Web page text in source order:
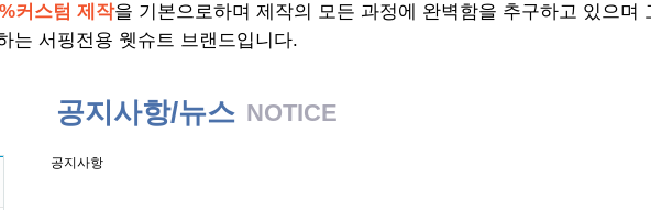
커스텀 제작을 기본으로하며 제작의 모든 과정에 완벽함을 추구하고 있으며
는 서핑전용 웻슈트 브랜드입니다.
공지사항/뉴스 NOTICE
공지사항